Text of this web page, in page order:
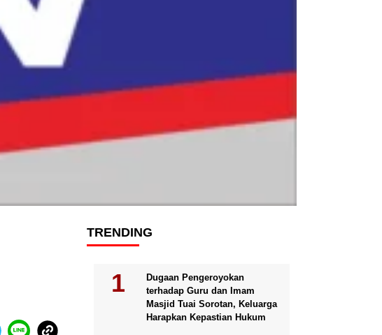
TRENDING
Dugaan Pengeroyokan
terhadap Guru dan Imam
Masjid Tuai Sorotan, Keluarga
Harapkan Kepastian Hukum